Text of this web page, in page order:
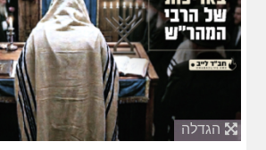
הגדלה